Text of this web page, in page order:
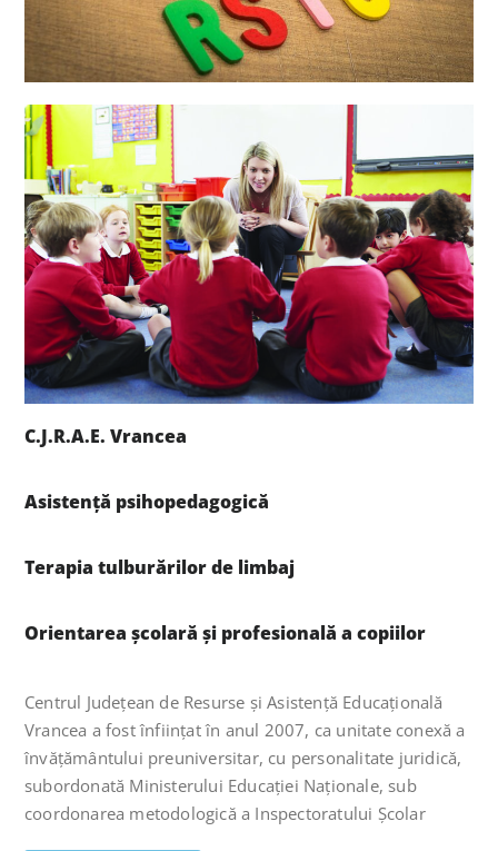
C.J.R.A.E. Vrancea
Asistență psihopedagogică
Terapia tulburărilor de limbaj
Orientarea școlară şi profesională a copiilor
Centrul Județean de Resurse şi Asistență Educaţională
Vrancea a fost înființat în anul 2007, ca unitate conexă a
învățământului preuniversitar, cu personalitate juridică,
subordonată Ministerului Educației Naționale, sub
coordonarea metodologică a Inspectoratului Școlar